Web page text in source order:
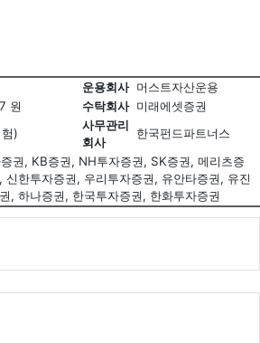
운용회사 머스트자산운용
원 수탁회사 미래에셋증권
)
사무관리
회사
한국펀드파트너스
권, KB증권, NH투자증권, SK증권, 메리츠증
신한투자증권, 우리투자증권, 유안타증권, 유진
, 하나증권, 한국투자증권, 한화투자증권